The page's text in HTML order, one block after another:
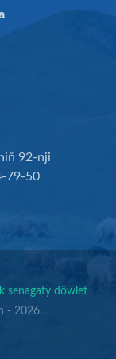
92-nji
79-50
senagaty döwlet
- 2026.